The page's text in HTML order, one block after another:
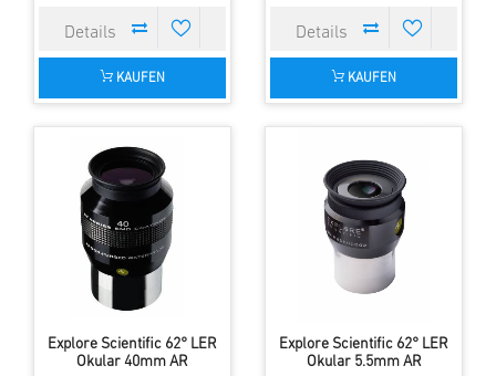
KAUFEN KAUFEN
Explore Scientific 62° LER
Okular 40mm AR
Explore Scientific 62° LER
Okular 5.5mm AR